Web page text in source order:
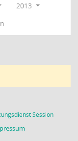
2013
Session(Wird in